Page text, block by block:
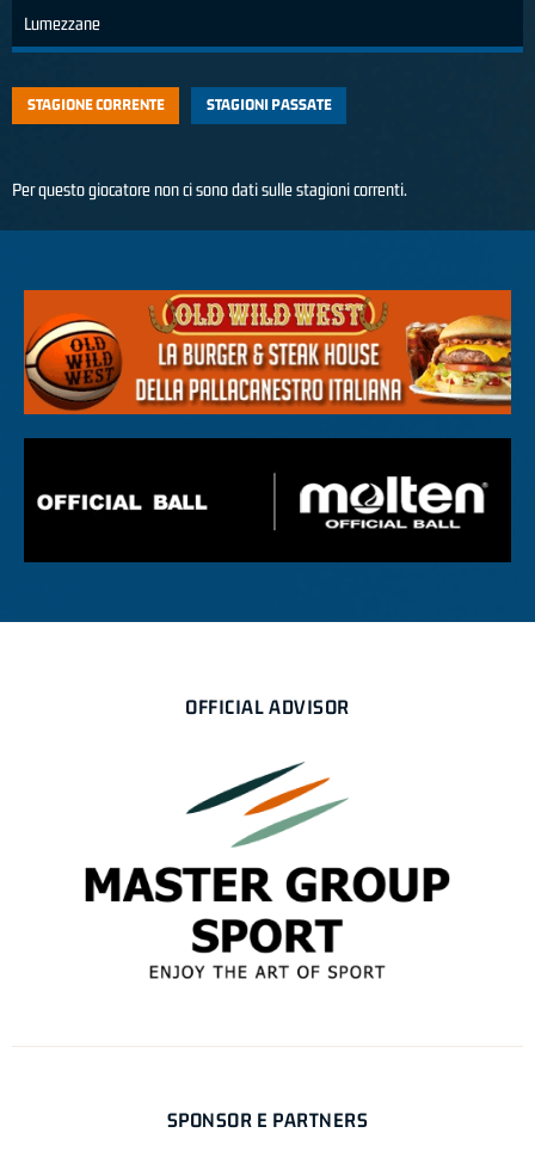
Lumezzane
STAGIONE CORRENTE STAGIONI PASSATE
Per questo giocatore non ci sono dati sulle stagioni correnti.
OFFICIAL ADVISOR
SPONSOR E PARTNERS